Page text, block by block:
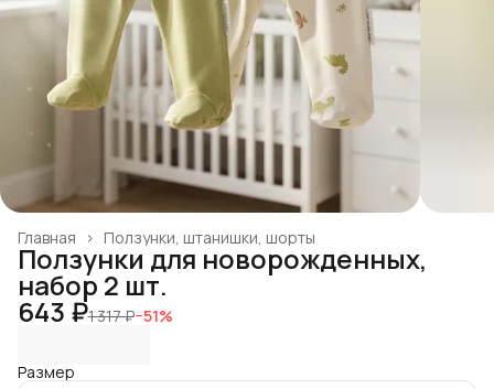
Ползунки, штанишки, шорты
Главная ›
Ползунки для новорожденных,
набор 2 шт.
643 ₽1 317 ₽−51%
Размер